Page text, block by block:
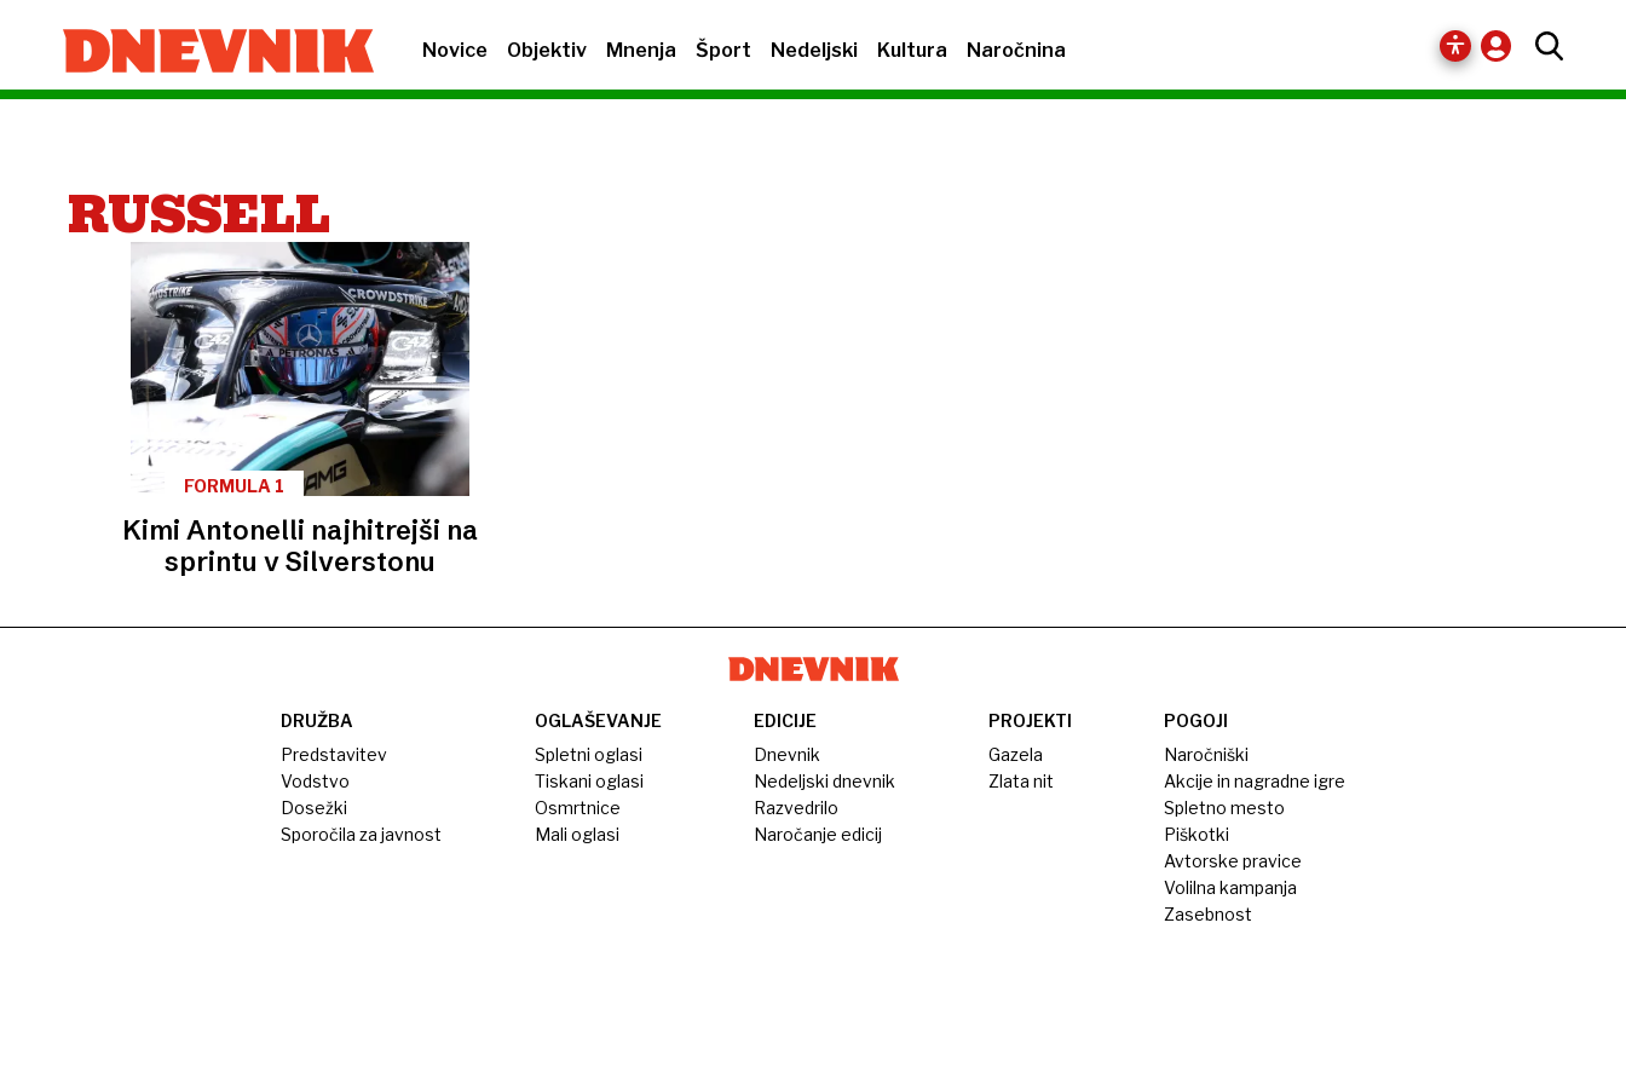
Novice Objektiv Mnenja Šport Nedeljski Kultura Naročnina
RUSSELL
FORMULA 1
Kimi Antonelli najhitrejši na
sprintu v Silverstonu
DRUŽBA
Predstavitev
Vodstvo
Dosežki
Sporočila za javnost
OGLAŠEVANJE
Spletni oglasi
Tiskani oglasi
Osmrtnice
Mali oglasi
EDICIJE
Dnevnik
Nedeljski dnevnik
Razvedrilo
Naročanje edicij
PROJEKTI
Gazela
Zlata nit
POGOJI
Naročniški
Akcije in nagradne igre
Spletno mesto
Piškotki
Avtorske pravice
Volilna kampanja
Zasebnost